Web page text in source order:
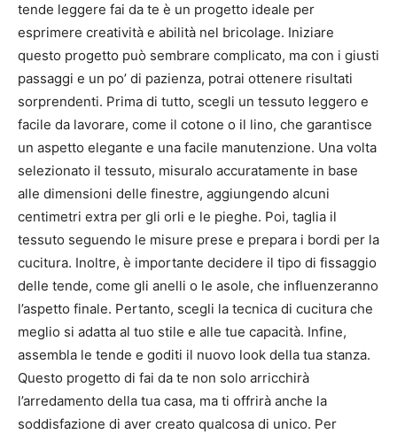
tende leggere fai da te è un progetto ideale per
esprimere creatività e abilità nel bricolage. Iniziare
questo progetto può sembrare complicato, ma con i giusti
passaggi e un po’ di pazienza, potrai ottenere risultati
sorprendenti. Prima di tutto, scegli un tessuto leggero e
facile da lavorare, come il cotone o il lino, che garantisce
un aspetto elegante e una facile manutenzione. Una volta
selezionato il tessuto, misuralo accuratamente in base
alle dimensioni delle finestre, aggiungendo alcuni
centimetri extra per gli orli e le pieghe. Poi, taglia il
tessuto seguendo le misure prese e prepara i bordi per la
cucitura. Inoltre, è importante decidere il tipo di fissaggio
delle tende, come gli anelli o le asole, che influenzeranno
l’aspetto finale. Pertanto, scegli la tecnica di cucitura che
meglio si adatta al tuo stile e alle tue capacità. Infine,
assembla le tende e goditi il nuovo look della tua stanza.
Questo progetto di fai da te non solo arricchirà
l’arredamento della tua casa, ma ti offrirà anche la
soddisfazione di aver creato qualcosa di unico. Per